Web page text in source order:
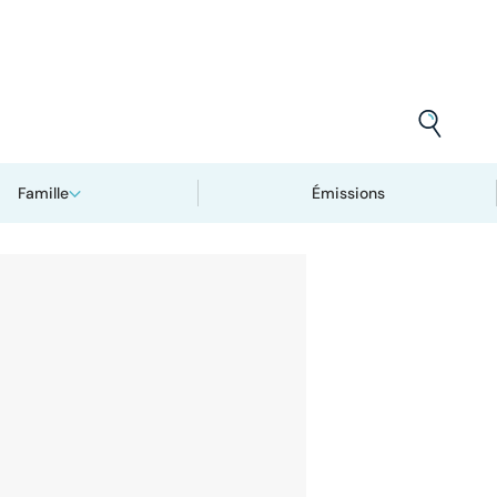
Famille Émissions